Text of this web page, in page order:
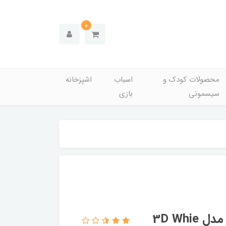
0
محصولات کودک و
سیسمونی
اسباب
بازی
اشپزخانه
مسواک اورال-بی عمده سری Pro-Flex مدل 3D Whie